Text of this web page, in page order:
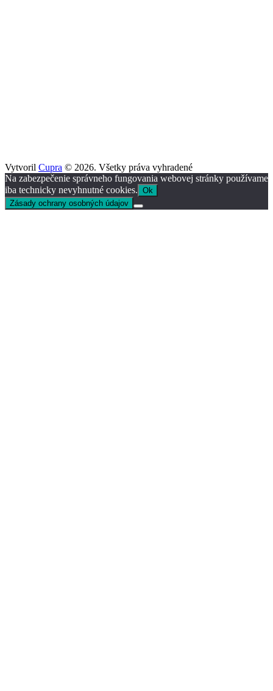
Vytvoril Cupra © 2026. Všetky práva vyhradené
Na zabezpečenie správneho fungovania webovej stránky používame
iba technicky nevyhnutné cookies. Ok
Zásady ochrany osobných údajov